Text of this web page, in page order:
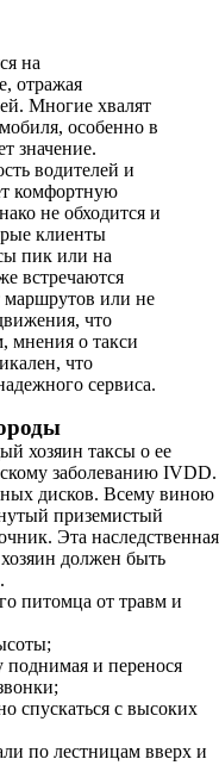
на
отражая
Многие хвалят
особенно в
значение.
водителей и
комфортную
не обходится и
клиенты
пик или на
встречаются
маршрутов или не
что
мнения о такси
что
сервиса.
хозяин таксы о ее
заболеванию IVDD.
дисков. Всему виною
приземистый
Эта наследственная
должен быть
питомца от травм и
поднимая и перенося
спускаться с высоких
по лестницам вверх и